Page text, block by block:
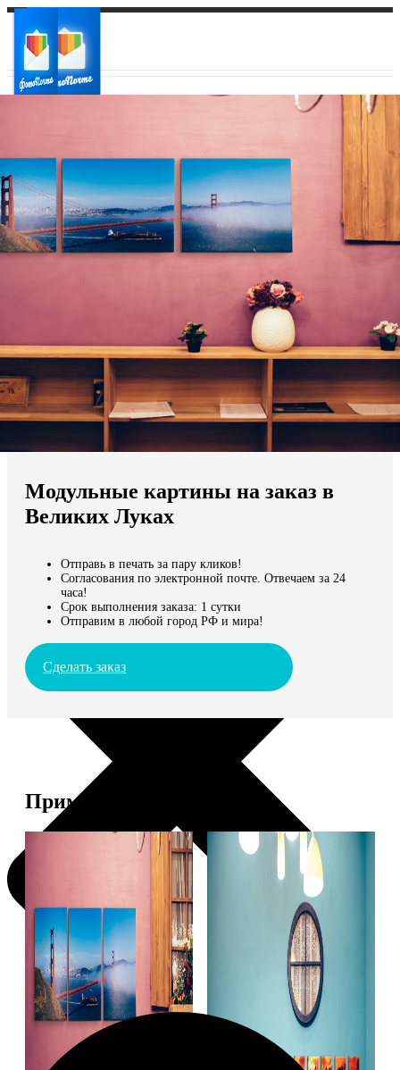
Ваш город:
Ваш регион доставки
Выберите из списка:
Мы доставляем по всему миру
Продолжить без города
Модульные картины на заказ в
Великих Луках
Отправь в печать за пару кликов!
Согласования по электронной почте. Отвечаем за 24
часа!
Срок выполнения заказа: 1 сутки
Отправим в любой город РФ и мира!
Сделать заказ
Примеры работ